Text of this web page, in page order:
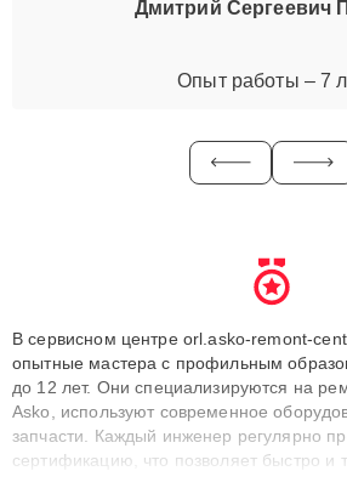
Дмитрий Сергеевич
Опыт работы – 7
В сервисном центре orl.asko-remont-
опытные мастера с профильным
до 12 лет. Они специализируются на
Asko, используют современное
запчасти. Каждый инженер регулярно
сертификацию, что позволяет быстро и